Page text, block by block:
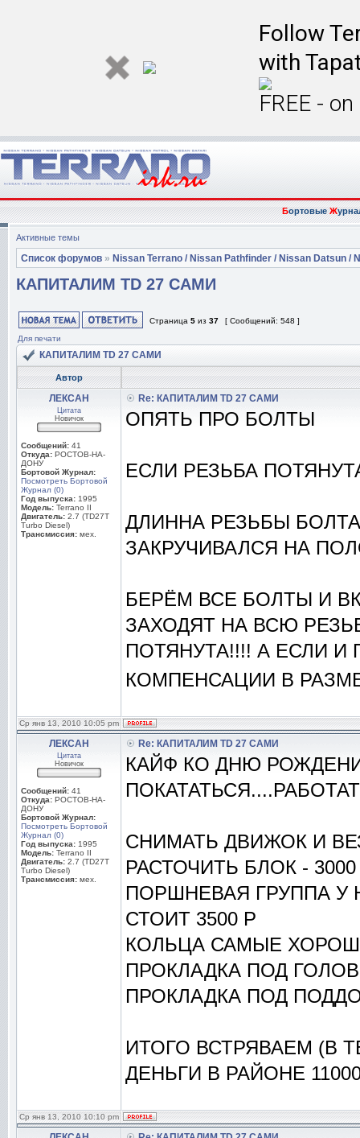
Follow
with
FREE -
БортовыеЖ
Активные темы
Список форумов » Nissan Terrano / Nissan Pathfinder / Nissan Datsun /
КАПИТАЛИМ TD 27 САМИ
Страница 5 из 37
[ Сообщений: 548 ]
Для печати
КАПИТАЛИМ TD 27 САМИ
Автор
ЛЕКСАН
Цитата
Новичок
Сообщений: 41
Откуда: РОСТОВ-НА-
ДОНУ
Бортовой Журнал:
Посмотреть Бортовой
Журнал (0)
Год выпуска: 1995
Модель: Terrano II
Двигатель: 2.7 (TD27T
Turbo Diesel)
Трансмиссия: мех.
Re: КАПИТАЛИМ TD 27 САМИ
ОПЯТЬ ПРО БОЛТЫ
ЕСЛИ РЕЗЬБА
ДЛИННА РЕЗЬБЫ
ЗАКРУЧИВАЛСЯ НА
БЕРЁМ ВСЕ БОЛТЫ И
ЗАХОДЯТ НА ВСЮ
ПОТЯНУТА!!!! А ЕСЛИ
КОМПЕНСАЦИИ В
Ср янв 13, 2010 10:05 pm
ЛЕКСАН
Цитата
Новичок
Сообщений: 41
Откуда: РОСТОВ-НА-
ДОНУ
Бортовой Журнал:
Посмотреть Бортовой
Журнал (0)
Год выпуска: 1995
Модель: Terrano II
Двигатель: 2.7 (TD27T
Turbo Diesel)
Трансмиссия: мех.
Re: КАПИТАЛИМ TD 27 САМИ
КАЙФ КО ДНЮ
СНИМАТЬ ДВИЖОК И
РАСТОЧИТЬ БЛОК -
ПОРШНЕВАЯ ГРУППА У
СТОИТ 3500 Р
КОЛЬЦА САМЫЕ
ПРОКЛАДКА ПОД
ПРОКЛАДКА ПОД
ИТОГО ВСТРЯВАЕМ (В
ДЕНЬГИ В РАЙОНЕ
Ср янв 13, 2010 10:10 pm